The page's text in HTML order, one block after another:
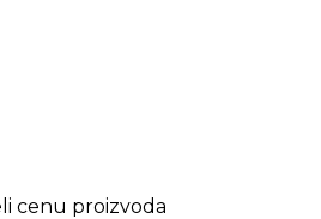
cenu proizvoda